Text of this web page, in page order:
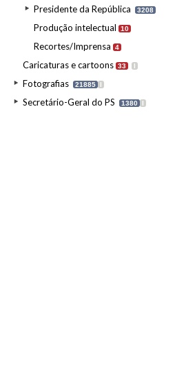
Presidente da República 3208
Produção intelectual 10
Recortes/Imprensa 4
Caricaturas e cartoons 33 I
Fotografias 21885 I
Secretário-Geral do PS 1380 I